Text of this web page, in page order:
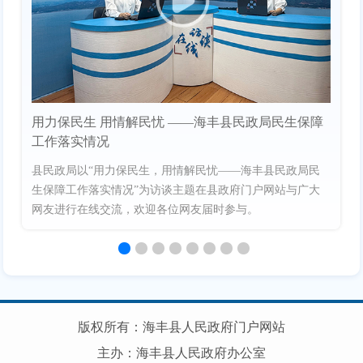
用力保民生 用情解民忧 ——海丰县民政局民生保障
工作落实情况
县民政局以“用力保民生，用情解民忧——海丰县民政局民
生保障工作落实情况”为访谈主题在县政府门户网站与广大
网友进行在线交流，欢迎各位网友届时参与。
版权所有：海丰县人民政府门户网站
主办：海丰县人民政府办公室